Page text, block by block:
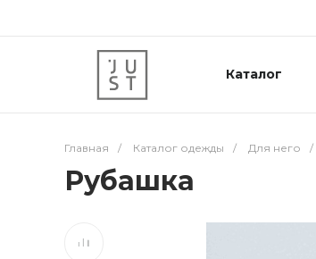
Каталог
Главная / Каталог одежды / Для него /
Рубашка